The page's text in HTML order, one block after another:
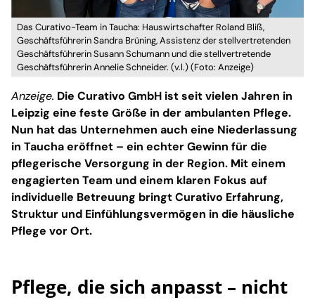
Das Curativo-Team in Taucha: Hauswirtschafter Roland Bliß,
Geschäftsführerin Sandra Brüning, Assistenz der stellvertretenden
Geschäftsführerin Susann Schumann und die stellvertretende
Geschäftsführerin Annelie Schneider. (v.l.) (Foto: Anzeige)
Anzeige. Die Curativo GmbH ist seit vielen Jahren in
Leipzig eine feste Größe in der ambulanten Pflege.
Nun hat das Unternehmen auch eine Niederlassung
in Taucha eröffnet – ein echter Gewinn für die
pflegerische Versorgung in der Region. Mit einem
engagierten Team und einem klaren Fokus auf
individuelle Betreuung bringt Curativo Erfahrung,
Struktur und Einfühlungsvermögen in die häusliche
Pflege vor Ort.
Pflege, die sich anpasst – nicht